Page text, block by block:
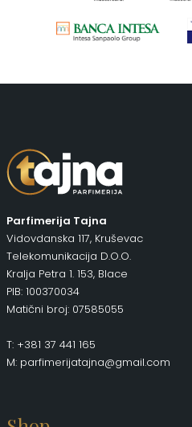
Parfimerija Tajna
Vidovdanska 117, Kruševac
Telekomunikacija D.O.O.
Kralja Petra 1. 153, Blace
PIB: 100370034
Matični broj: 07585055
T: +381 37 441 165
M: parfimerijatajna@gmail.com